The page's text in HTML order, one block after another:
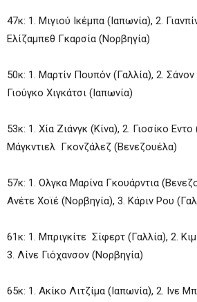
47κ: 1. Μιγιού Ικέμπα (Ιαπωνία), 2.
Ελίζαμπεθ Γκαρσία (Νορβηγία)
50κ: 1. Μαρτίν Πουπόν (Γαλλία), 2.
Γιούγκο Χιγκάτσι (Ιαπωνία)
53κ: 1. Χία Ζιάνγκ (Κίνα), 2. Γιοσίκο Εντο
Μάγκντιελ Γκονζάλεζ (Βενεζουέλα)
57κ: 1. Ολγκα Μαρίνα Γκουάρντια
Ανέτε Χοϊέ (Νορβηγία), 3. Κάριν Ρου
61κ: 1. Μπριγκίτε Σίφερτ (Γαλλία), 2.
3. Λίνε Γιόχανσον (Νορβηγία)
65κ: 1. Ακίκο Λιτζίμα (Ιαπωνία), 2. Ινε